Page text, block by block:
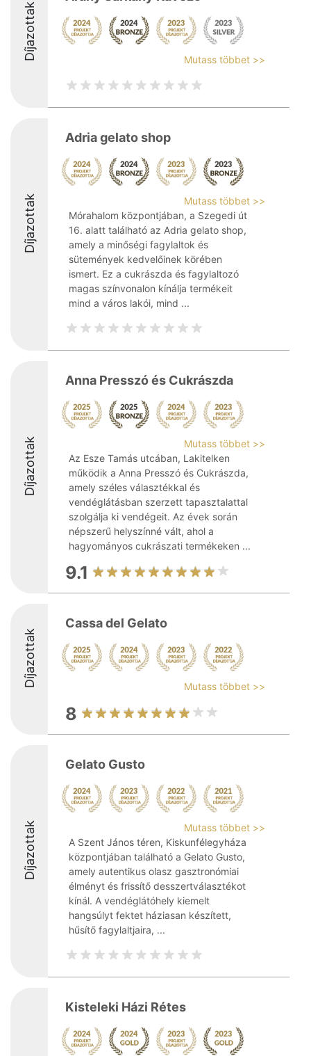
Díjazottak Mutass többet >>
Díjazottak
Adria gelato shop
Mutass többet >>
Mórahalom központjában, a Szegedi út
16. alatt található az Adria gelato shop,
amely a minőségi fagylaltok és
sütemények kedvelőinek körében
ismert. Ez a cukrászda és fagylaltozó
magas színvonalon kínálja termékeit
mind a város lakói, mind ...
Díjazottak
Anna Presszó és Cukrászda
Mutass többet >>
Az Esze Tamás utcában, Lakitelken
működik a Anna Presszó és Cukrászda,
amely széles választékkal és
vendéglátásban szerzett tapasztalattal
szolgálja ki vendégeit. Az évek során
népszerű helyszínné vált, ahol a
hagyományos cukrászati termékeken ...
9.1
Díjazottak
Cassa del Gelato
Mutass többet >>
8
Díjazottak
Gelato Gusto
Mutass többet >>
A Szent János téren, Kiskunfélegyháza
központjában található a Gelato Gusto,
amely autentikus olasz gasztronómiai
élményt és frissítő desszertválasztékot
kínál. A vendéglátóhely kiemelt
hangsúlyt fektet háziasan készített,
hűsítő fagylaltjaira, ...
Kisteleki Házi Rétes